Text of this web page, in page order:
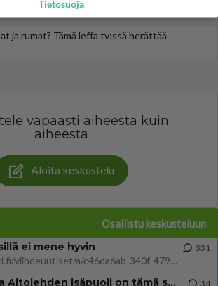
isäpuoli on tämä suosittu laulaja
ja rumat? Tämä leffa tv:ssä herättää
vapaasti aiheesta kuin
aiheesta
Aloita keskustelu
Osallistu keskusteluun
ei mene hyvin
https://www.iltalehti.fi/viihdeuutiset/a/c46da6ab-340f-4790-aaa7-0865eed2336 Yrityksen konkurssihakemus on tullut kärä
331
Tiesitkö? Martina Aitolehden isäpuoli on tämä suosittu laulaja 34
Tietosuoja